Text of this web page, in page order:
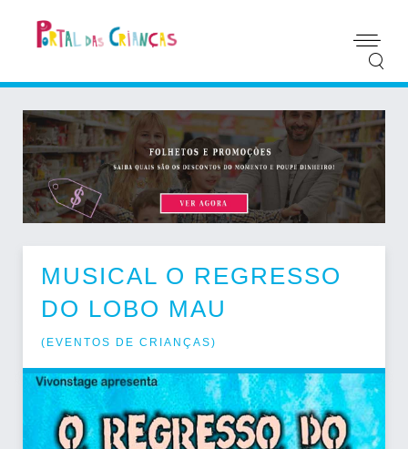
MUSICAL O REGRESSO
DO LOBO MAU
( EVENTOS DE CRIANÇAS)